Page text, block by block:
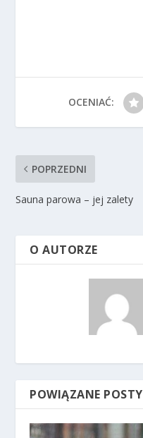
OCENIAĆ:
POPRZEDNI
Sauna parowa – jej zalety
O AUTORZE
POWIĄZANE POSTY